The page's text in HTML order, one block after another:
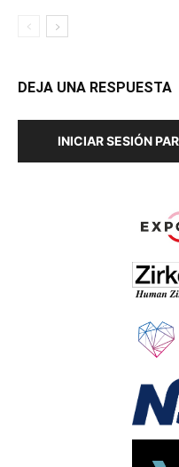
DEJA UNA RESPUESTA
INICIAR SESIÓN